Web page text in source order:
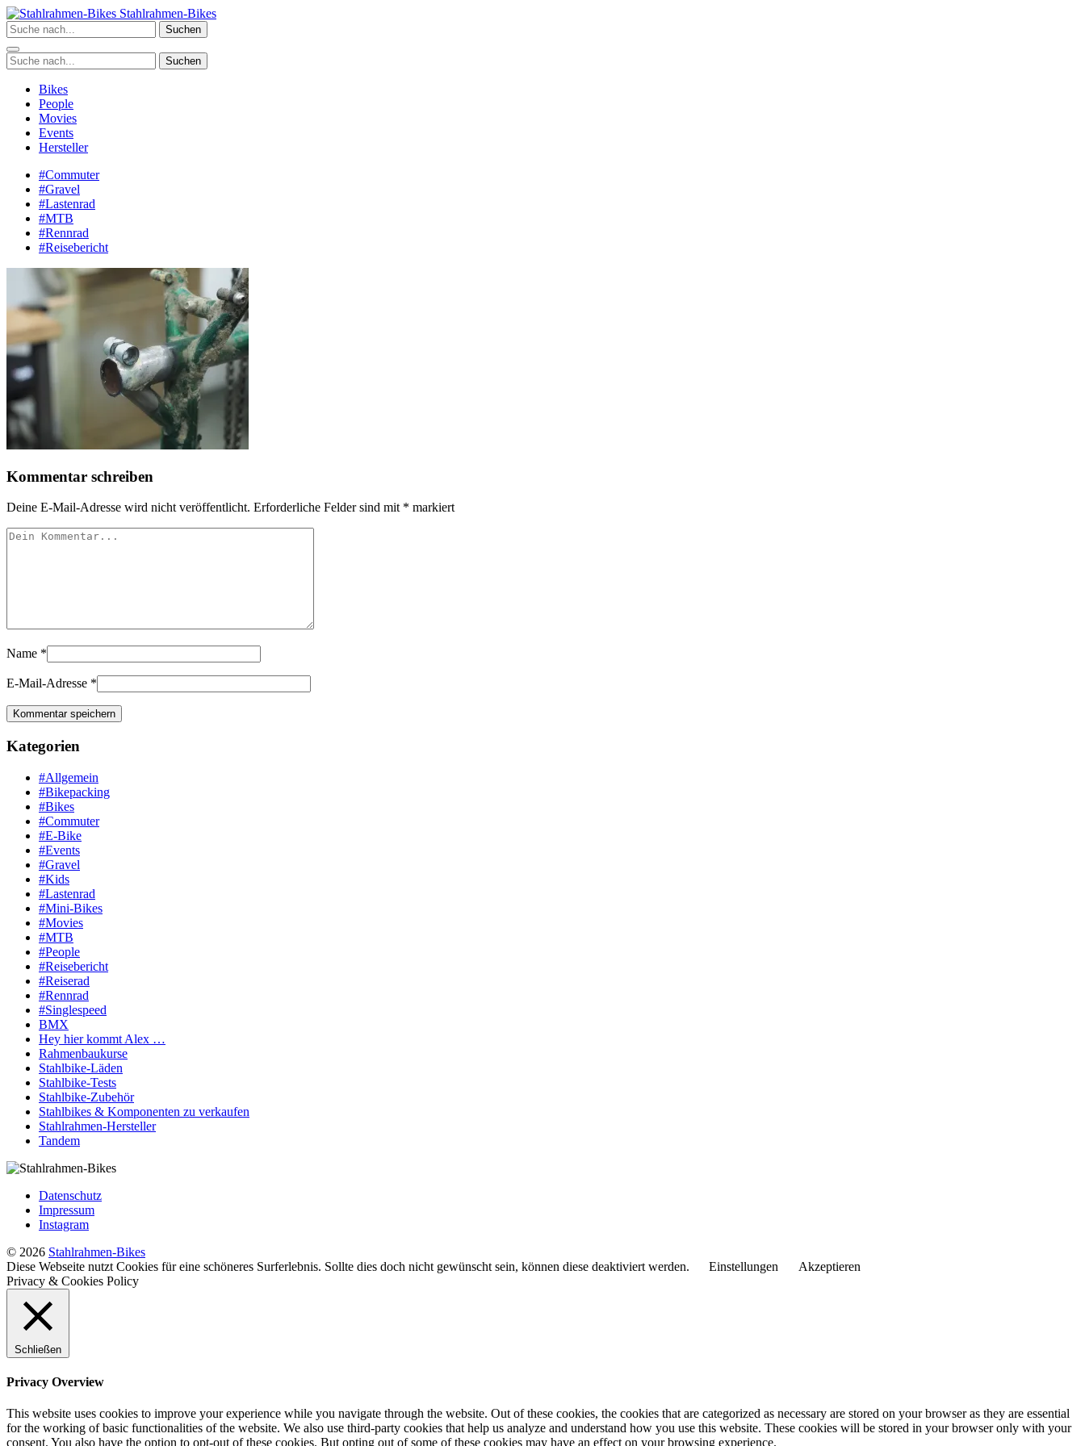
Zum
Inhalt
springen
Stahlrahmen-Bikes
Suchen
Suchen
Bikes
People
Movies
Events
Hersteller
#Commuter
#Gravel
#Lastenrad
#MTB
#Rennrad
#Reisebericht
Kommentar schreiben
Deine E-Mail-Adresse wird nicht veröffentlicht. Erforderliche Felder sind mit * markiert
Name *
E-Mail-Adresse *
Kategorien
#Allgemein
#Bikepacking
#Bikes
#Commuter
#E-Bike
#Events
#Gravel
#Kids
#Lastenrad
#Mini-Bikes
#Movies
#MTB
#People
#Reisebericht
#Reiserad
#Rennrad
#Singlespeed
BMX
Hey hier kommt Alex …
Rahmenbaukurse
Stahlbike-Läden
Stahlbike-Tests
Stahlbike-Zubehör
Stahlbikes & Komponenten zu verkaufen
Stahlrahmen-Hersteller
Tandem
Datenschutz
Impressum
Instagram
© 2026 Stahlrahmen-Bikes
Diese Webseite nutzt Cookies für eine schöneres Surferlebnis. Sollte dies doch nicht gewünscht sein, können diese deaktiviert werden.
Einstellungen
Akzeptieren
Privacy & Cookies Policy
Schließen
Privacy Overview
This website uses cookies to improve your experience while you navigate through the website. Out of these cookies, the cookies that are categorized as necessary are stored on your browser as they are essential
for the working of basic functionalities of the website. We also use third-party cookies that help us analyze and understand how you use this website. These cookies will be stored in your browser only with your
consent. You also have the option to opt-out of these cookies. But opting out of some of these cookies may have an effect on your browsing experience.